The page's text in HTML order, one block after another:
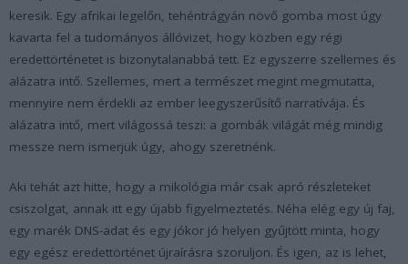
keresik. Egy afrikai legelőn, tehéntrágyán növő gomba most úgy
kavarta fel a tudományos állóvizet, hogy közben egy régi
eredettörténetet is bizonytalanabbá tett. Ez egyszerre szellemes és
alázatra intő. Szellemes, mert a természet megint megmutatta,
mennyire nem érdekli az ember leegyszerűsítő narratívája. És
alázatra intő, mert világossá teszi: a gombák világát még mindig
messze nem ismerjük úgy, ahogy szeretnénk.
Aki tehát azt hitte, hogy a mikológia már csak apró részleteket
csiszolgat, annak itt egy újabb figyelmeztetés. Néha elég egy új faj,
egy marék DNS-adat és egy jókor jó helyen gyűjtött minta, hogy
egy egész eredettörténet újraírásra szoruljon. És igen, az is lehet,